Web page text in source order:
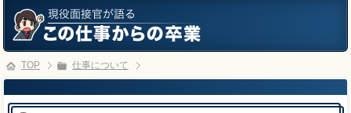
TOP 仕事について